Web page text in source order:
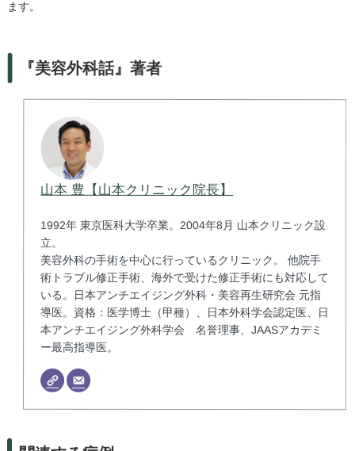
ます。
『美容外科話』著者
山本 豊【山本クリニック院長】
1992年 東京医科大学卒業。2004年8月 山本クリニック設
立。
美容外科の手術を中心に行っているクリニック。 他院手
術トラブル修正手術、海外で受けた修正手術にも対応して
いる。日本アンチエイジング外科・美容再生研究会 元指
導医。資格：医学博士（甲種）、日本外科学会認定医、日
本アンチエイジング外科学会 名誉理事、JAASアカデミ
ー最高指導医。